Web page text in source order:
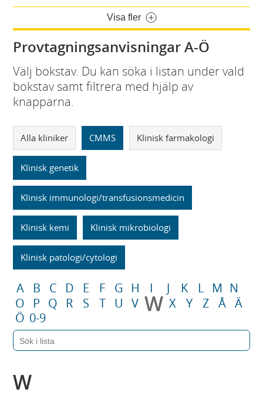
Visa fler
Provtagningsanvisningar A-Ö
Välj bokstav. Du kan söka i listan under vald
bokstav samt filtrera med hjälp av
knapparna.
Alla kliniker CMMS Klinisk farmakologi
Klinisk genetik
Klinisk immunologi/transfusionsmedicin
Klinisk kemi Klinisk mikrobiologi
Klinisk patologi/cytologi
A B C D E F G H I J K L M N
O
P Q R S T U V W X Y Z Å Ä
Ö 0-9
W